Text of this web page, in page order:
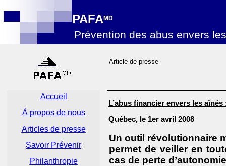
PAFAMD
Prévention des abus envers
Article de presse
Un outil révolutionnaire
permet de veiller en
cas de perte
L’abus financier envers les
Québec, le 1er avril 2008
Accueil
À propos de nous
Articles de presse
Savoir Prévenir
Philanthropie